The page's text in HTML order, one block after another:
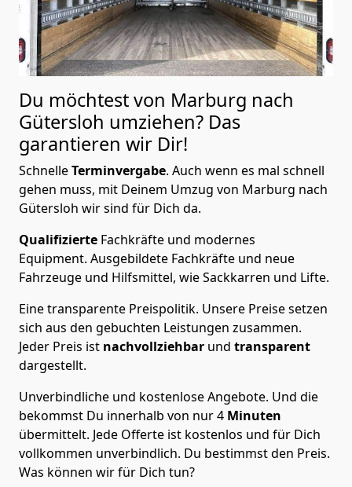
Du möchtest von Marburg nach
Gütersloh umziehen? Das
garantieren wir Dir!
SchnelleTerminvergabe. Auch wenn es mal schnell
gehen muss, mit Deinem Umzug von Marburg nach
Gütersloh wir sind für Dich da.
Qualifizierte Fachkräfte und modernes
Equipment. Ausgebildete Fachkräfte und neue
Fahrzeuge und Hilfsmittel, wie Sackkarren und Lifte.
Eine transparente Preispolitik. Unsere Preise setzen
sich aus den gebuchten Leistungen zusammen.
Jeder Preis ist nachvollziehbar und transparent
dargestellt.
Unverbindliche und kostenlose Angebote. Und die
bekommst Du innerhalb von nur4 Minuten
übermittelt. Jede Offerte ist kostenlos und für Dich
vollkommen unverbindlich. Du bestimmst den Preis.
Was können wir für Dich tun?